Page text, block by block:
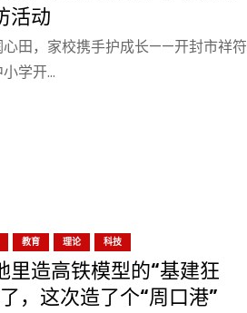
活动
心田，家校携手护成长——开封市祥符
学开…
教育 理论 科技
里造高铁模型的“基建狂
，这次造了个“周口港”